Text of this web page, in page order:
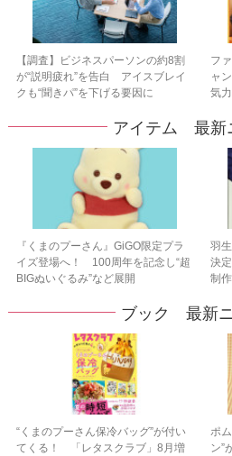
【調査】ビジネスパーソンの約8割
が“説明疲れ”を告白 アイスブレイ
クも“聞きパ”を下げる要因に
フ
ャ
気
アイテム 最新
『くまのプーさん』GiGO限定プラ
イズ登場へ！ 100周年を記念し“超
BIGぬいぐるみ”など展開
羽
決
制作
ブック 最新
“くまのプーさん保冷バッグ”が付い
てくる！ 「レタスクラブ」8月増
ポ
ン”